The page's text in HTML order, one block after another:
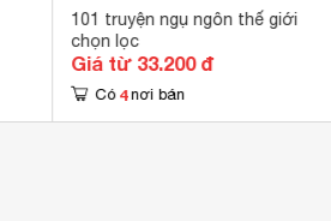
101 truyện ngụ ngôn thế giới
chọn lọc
Giá từ 33.200 đ
Có 4 nơi bán